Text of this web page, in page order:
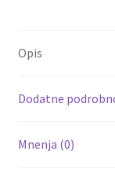
količina
k
Opis
Dodatne
Mnenja (0)